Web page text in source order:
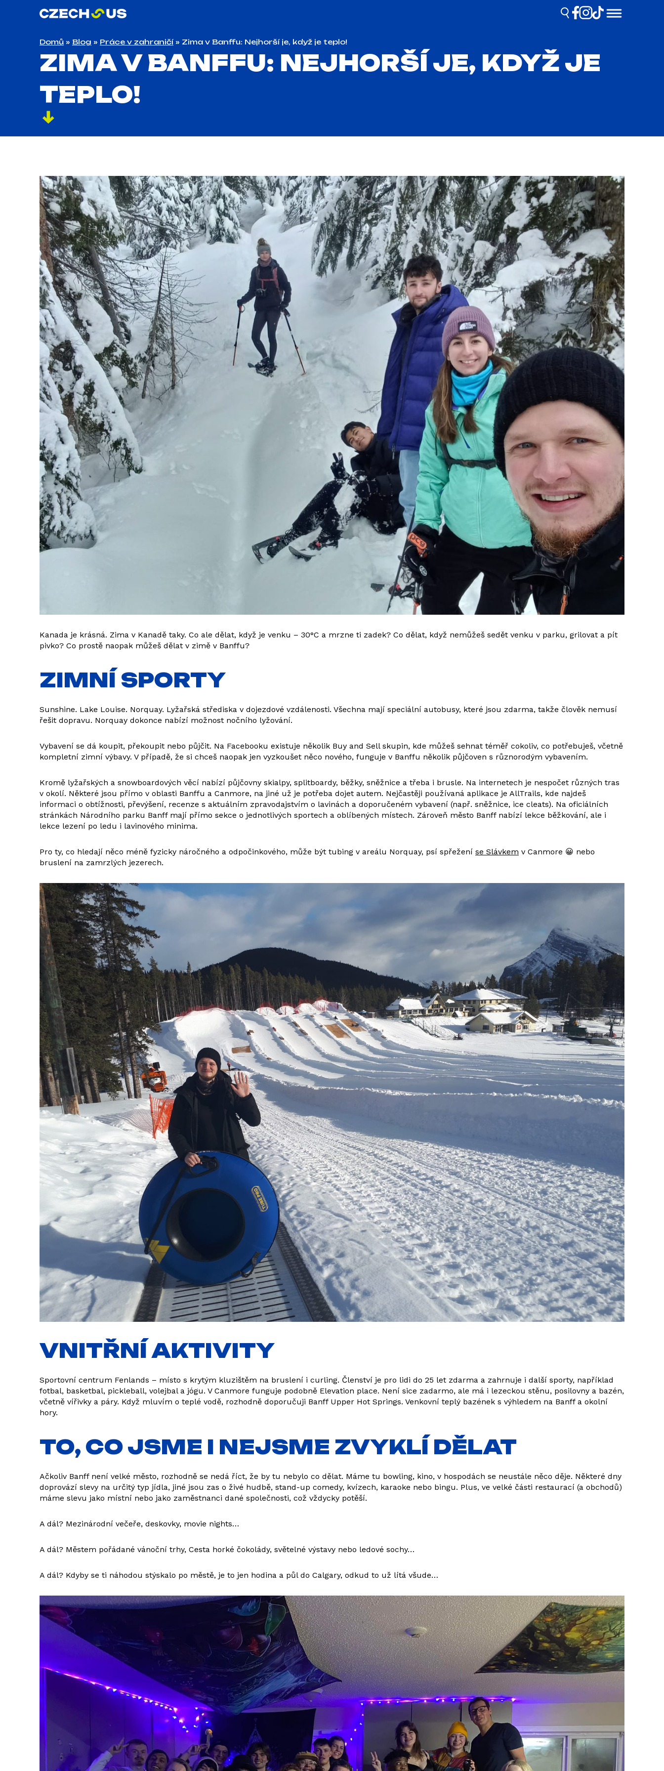
Domů » Blog » Práce v zahraničí» Zima v Banffu: Nejhorší je, když je teplo!
ZIMA V BANFFU: NEJHORŠÍ JE, KDYŽ JE
TEPLO!
Kanada je krásná. Zima v Kanadě taky. Co ale dělat, když je venku – 30°C a mrzne ti zadek? Co dělat, když nemůžeš sedět venku v parku, grilovat a pít
pivko? Co prostě naopak můžeš dělat v zimě v Banffu?
ZIMNÍ SPORTY
Sunshine. Lake Louise. Norquay. Lyžařská střediska v dojezdové vzdálenosti. Všechna mají speciální autobusy, které jsou zdarma, takže člověk nemusí
řešit dopravu. Norquay dokonce nabízí možnost nočního lyžování.
Vybavení se dá koupit, překoupit nebo půjčit. Na Facebooku existuje několik Buy and Sell skupin, kde můžeš sehnat téměř cokoliv, co potřebuješ, včetně
kompletní zimní výbavy. V případě, že si chceš naopak jen vyzkoušet něco nového, funguje v Banffu několik půjčoven s různorodým vybavením.
Kromě lyžařských a snowboardových věcí nabízí půjčovny skialpy, splitboardy, běžky, sněžnice a třeba i brusle. Na internetech je nespočet různých tras
v okolí. Některé jsou přímo v oblasti Banffu a Canmore, na jiné už je potřeba dojet autem. Nejčastěji používaná aplikace je AllTrails, kde najdeš
informaci o obtížnosti, převýšení, recenze s aktuálním zpravodajstvím o lavinách a doporučeném vybavení (např. sněžnice, ice cleats). Na oficiálních
stránkách Národního parku Banff mají přímo sekce o jednotlivých sportech a oblíbených místech. Zároveň město Banff nabízí lekce běžkování, ale i
lekce lezení po ledu i lavinového minima.
Pro ty, co hledají něco méně fyzicky náročného a odpočinkového, může být tubing v areálu Norquay, psí spřežení se Slávkem v Canmore 😀 nebo
bruslení na zamrzlých jezerech.
VNITŘNÍ AKTIVITY
Sportovní centrum Fenlands – místo s krytým kluzištěm na bruslení i curling. Členství je pro lidi do 25 let zdarma a zahrnuje i další sporty, například
fotbal, basketbal, pickleball, volejbal a jógu. V Canmore funguje podobně Elevation place. Není sice zadarmo, ale má i lezeckou stěnu, posilovny a bazén,
včetně vířivky a páry. Když mluvím o teplé vodě, rozhodně doporučuji Banff Upper Hot Springs. Venkovní teplý bazének s výhledem na Banff a okolní
hory.
TO, CO JSME I NEJSME ZVYKLÍ DĚLAT
Ačkoliv Banff není velké město, rozhodně se nedá říct, že by tu nebylo co dělat. Máme tu bowling, kino, v hospodách se neustále něco děje. Některé dny
doprovází slevy na určitý typ jídla, jiné jsou zas o živé hudbě, stand-up comedy, kvízech, karaoke nebo bingu. Plus, ve velké části restaurací (a obchodů)
máme slevu jako místní nebo jako zaměstnanci dané společnosti, což vždycky potěší.
A dál? Mezinárodní večeře, deskovky, movie nights…
A dál? Městem pořádané vánoční trhy, Cesta horké čokolády, světelné výstavy nebo ledové sochy…
A dál? Kdyby se ti náhodou stýskalo po městě, je to jen hodina a půl do Calgary, odkud to už lítá všude…